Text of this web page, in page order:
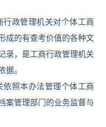
政管理机关对个体工商
成的有查考价值的各种文
录，是工商行政管理机关
。
照本办法管理个体工商
案管理部门的业务监督与